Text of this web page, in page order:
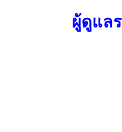
ผู้ดูแล